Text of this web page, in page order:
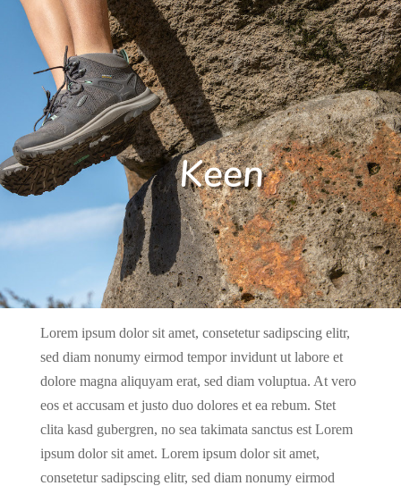
Keen
Lorem ipsum dolor sit amet, consetetur sadipscing elitr,
sed diam nonumy eirmod tempor invidunt ut labore et
dolore magna aliquyam erat, sed diam voluptua. At vero
eos et accusam et justo duo dolores et ea rebum. Stet
clita kasd gubergren, no sea takimata sanctus est Lorem
ipsum dolor sit amet. Lorem ipsum dolor sit amet,
consetetur sadipscing elitr, sed diam nonumy eirmod